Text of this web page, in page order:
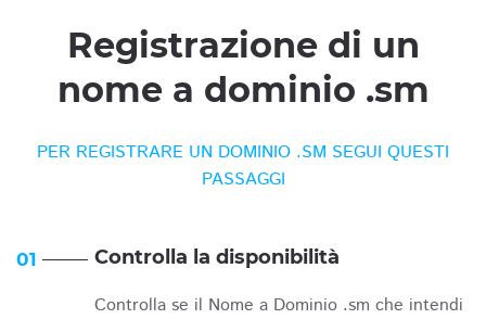
Registrazione di un
nome a dominio .sm
PER REGISTRARE UN DOMINIO .SM SEGUI QUESTI
PASSAGGI
01 Controlla la disponibilità
Controlla se il Nome a Dominio .sm che intendi